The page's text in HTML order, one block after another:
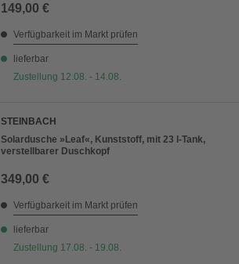
149,00 €
Verfügbarkeit im Markt prüfen
lieferbar
Zustellung 12.08. - 14.08.
STEINBACH
Solardusche »Leaf«, Kunststoff, mit 23 l-Tank,
verstellbarer Duschkopf
349,00 €
Verfügbarkeit im Markt prüfen
lieferbar
Zustellung 17.08. - 19.08.